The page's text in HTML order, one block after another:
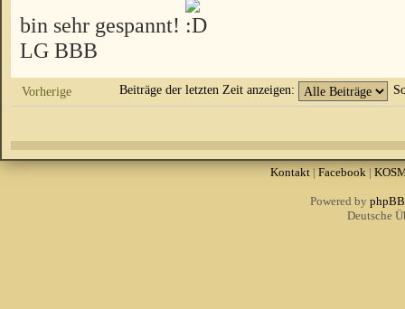
bin sehr gespannt!
LG BBB
Vorherige Beiträge der letzten Zeit anzeigen:
Kontakt| Facebook|
Powered by phpBB
Deutsche